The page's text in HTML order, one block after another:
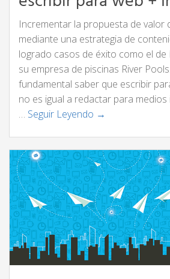
Incrementar la propuesta de valor
mediante una estrategia de
logrado casos de éxito como el de
su empresa de piscinas River
fundamental saber que escribir
no es igual a redactar para
… Seguir Leyendo →